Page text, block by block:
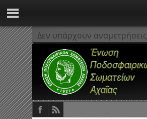
Δεν υπάρχουν αναμετρήσεις